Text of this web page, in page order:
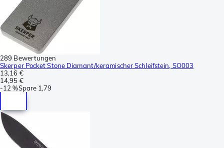
289 Bewertungen
Skerper Pocket Stone Diamant/keramischer Schleifstein, SO003
13,16 €
14,95 €
-12 %Spare 1,79